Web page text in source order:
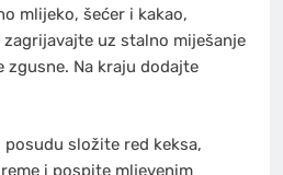
mlijeko, šećer i kakao,
uz stalno miješanje
zgusne. Na kraju dodajte
posudu složite red keksa,
i pospite mljevenim